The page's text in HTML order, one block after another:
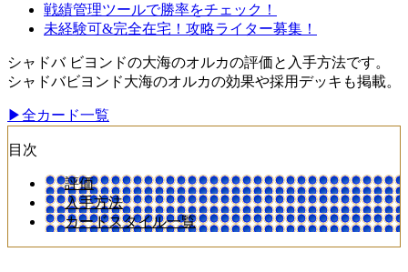
戦績管理ツールで勝率をチェック！
未経験可&完全在宅！攻略ライター募集！
シャドバ ビヨンドの大海のオルカの評価と入手方法です。
シャドバビヨンド大海のオルカの効果や採用デッキも掲載。
▶全カード一覧
目次
評価
入手方法
カードスタイル一覧